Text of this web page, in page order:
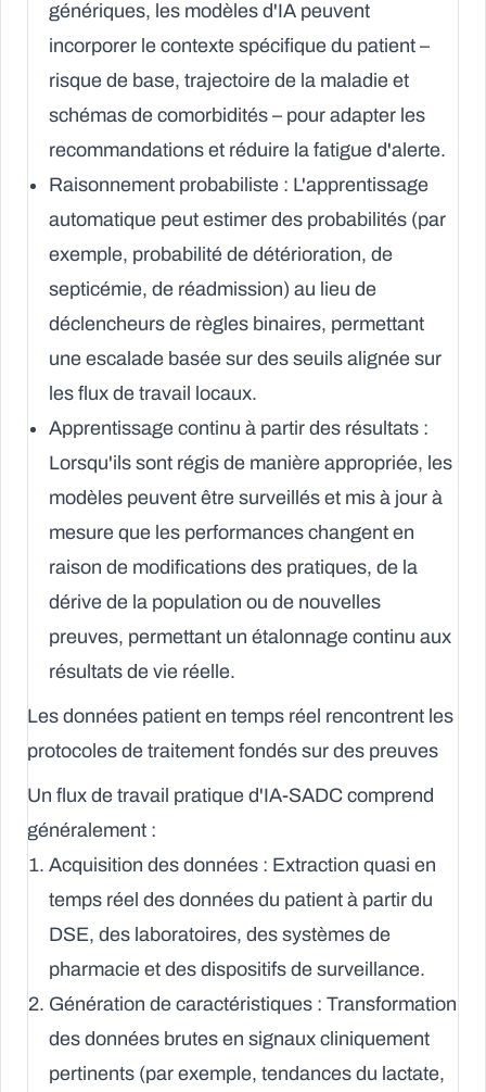
génériques, les modèles d'IA peuvent
incorporer le contexte spécifique du patient –
risque de base, trajectoire de la maladie et
schémas de comorbidités – pour adapter les
recommandations et réduire la fatigue d'alerte.
Raisonnement probabiliste : L'apprentissage
automatique peut estimer des probabilités (par
exemple, probabilité de détérioration, de
septicémie, de réadmission) au lieu de
déclencheurs de règles binaires, permettant
une escalade basée sur des seuils alignée sur
les flux de travail locaux.
Apprentissage continu à partir des résultats :
Lorsqu'ils sont régis de manière appropriée, les
modèles peuvent être surveillés et mis à jour à
mesure que les performances changent en
raison de modifications des pratiques, de la
dérive de la population ou de nouvelles
preuves, permettant un étalonnage continu aux
résultats de vie réelle.
Les données patient en temps réel rencontrent les
protocoles de traitement fondés sur des preuves
Un flux de travail pratique d'IA-SADC comprend
généralement :
Acquisition des données : Extraction quasi en
temps réel des données du patient à partir du
DSE, des laboratoires, des systèmes de
pharmacie et des dispositifs de surveillance.
Génération de caractéristiques : Transformation
des données brutes en signaux cliniquement
pertinents (par exemple, tendances du lactate,